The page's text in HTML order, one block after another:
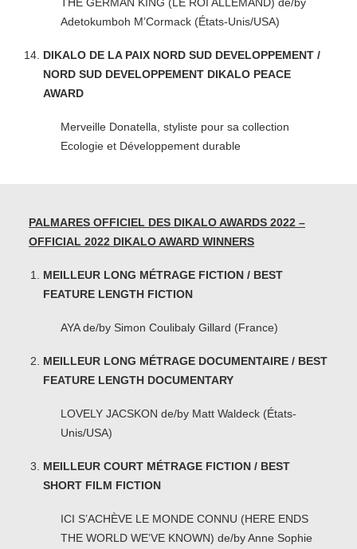
Adetokumboh M’Cormack (États-Unis/USA)
DIKALO DE LA PAIX NORD SUD DEVELOPPEMENT /
NORD SUD DEVELOPPEMENT DIKALO PEACE
AWARD
Merveille Donatella, styliste pour sa collection
Ecologie et Développement durable
PALMARES OFFICIEL DES DIKALO AWARDS 2022 –
OFFICIAL 2022 DIKALO AWARD WINNERS
MEILLEUR LONG MÉTRAGE FICTION / BEST
FEATURE LENGTH FICTION
AYA de/by Simon Coulibaly Gillard (France)
MEILLEUR LONG MÉTRAGE DOCUMENTAIRE / BEST
FEATURE LENGTH DOCUMENTARY
LOVELY JACSKON de/by Matt Waldeck (États-
Unis/USA)
MEILLEUR COURT MÉTRAGE FICTION / BEST
SHORT FILM FICTION
ICI S’ACHÈVE LE MONDE CONNU (HERE ENDS
THE WORLD WE’VE KNOWN) de/by Anne Sophie